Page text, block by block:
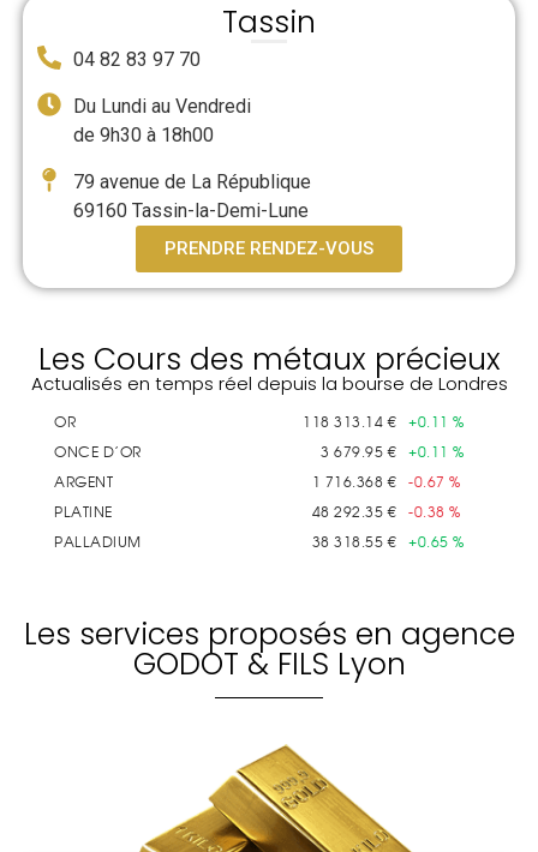
Tassin
04 82 83 97 70
Du Lundi au Vendredi
de 9h30 à 18h00
79 avenue de La République
69160 Tassin-la-Demi-Lune
PRENDRE RENDEZ-VOUS
Les Cours des métaux précieux
Actualisés en temps réel depuis la bourse de Londres
Les services proposés en agence
GODOT & FILS Lyon